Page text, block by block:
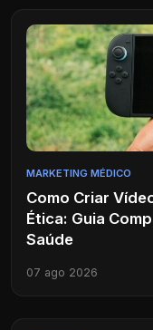
MARKETING MÉDICO
Como Criar
Ética: Guia
Saúde
07 ago 2026